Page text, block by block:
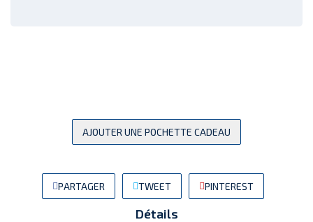
AJOUTER UNE POCHETTE CADEAU
PARTAGER TWEET PINTEREST
Détails